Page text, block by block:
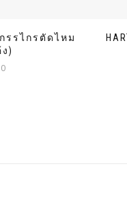
(กรรไกรตัดไหม
)